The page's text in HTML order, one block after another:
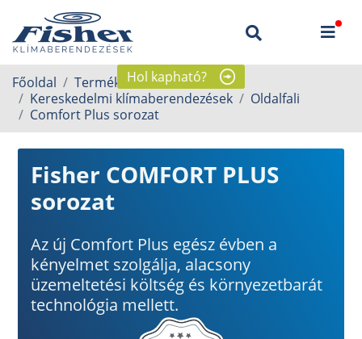
Hol kapható?
Főoldal
Termékek
Kereskedelmi klímaberendezések
Oldalfali
Comfort Plus sorozat
Fisher COMFORT PLUS
sorozat
Az új Comfort Plus egész évben a
kényelmet szolgálja, alacsony
üzemeltetési költség és környezetbarát
technológia mellett.